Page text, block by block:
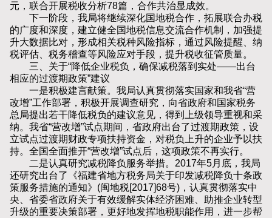
元，联合开展税收分析78篇，合作共治显成效。
下一阶段，我局将继续深化国地税合作，拓展联合办税
的广度和深度，建立健全国地税信息交流合作机制，加强提
升大数据比对，形成相关税种风险指标，通过风险提醒、纳
税评估、税务稽查等风险应对手段，提升税收征管质量。
三、关于“降低企业税负，确保减税落到实处——出台
相应的过渡期政策”建议
一是积极建言献策。我局认真贯彻落实国家和我省“营
改增”工作部署，积极开展调查研究，向省政府和国家税务
总局提出若干降低税负的建议意见，得到上级领导重视和采
纳。我省“营改增”试点期间，省政府出台了过渡期政策，设
立试点过渡期财政专项扶持资金，对税负上升的企业予以扶
持。全国全面推开“营改增”试点后，这项政策不再实行。
二是认真研究减税降负服务举措。2017年5月底，我局
还研究出台了《福建省地方税务局关于印发减税降负十条政
策服务措施的通知》(闽地税[2017]68号)，认真贯彻落实中
央、省委省政府关于有效缓解实体经济困难、助推企业转型
升级的重要决策部署，更好地发挥地税职能作用，进一步帮